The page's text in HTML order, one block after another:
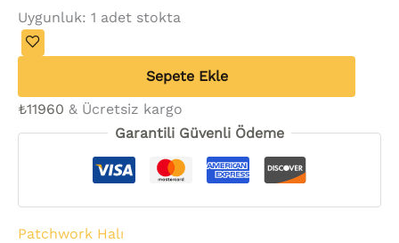
Uygunluk: 1 adet stokta
Sepete Ekle
₺11960 & Ücretsiz kargo
Garantili Güvenli Ödeme
Patchwork Halı